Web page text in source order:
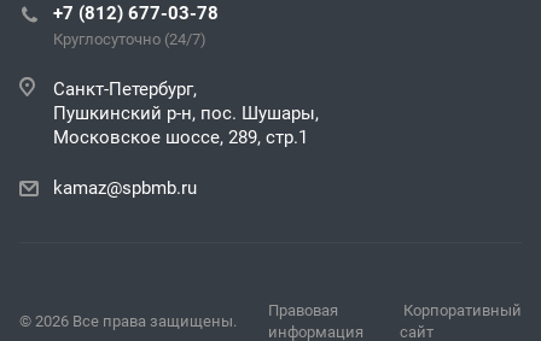
+7 (812) 677-03-78
Круглосуточно (24/7)
Санкт-Петербург,
Пушкинский р-н, пос. Шушары,
Московское шоссе, 289, стр.1
kamaz@spbmb.ru
© 2026 Все права защищены.
Правовая
информация
Корпоративный
сайт